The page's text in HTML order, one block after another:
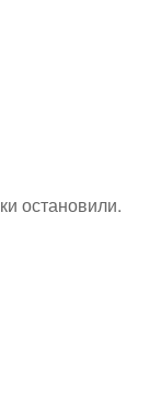
остановили.